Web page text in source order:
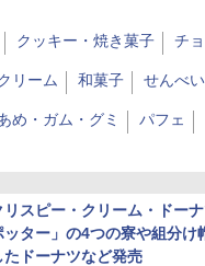
クッキー・焼き菓子 チ
リーム 和菓子 せんべ
め・ガム・グミ パフェ
リスピー・クリーム・ドー
ッター」の4つの寮や組分け
たドーナツなど発売